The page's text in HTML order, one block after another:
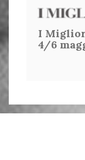
I
4/6